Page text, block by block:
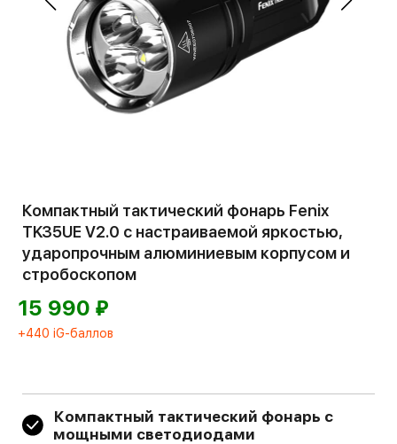
Компактный тактический фонарь Fenix
TK35UE V2.0 с настраиваемой яркостью,
ударопрочным алюминиевым корпусом и
стробоскопом
15 990 ⃏
+440 iG-баллов
Компактный тактический фонарь с
мощными светодиодами